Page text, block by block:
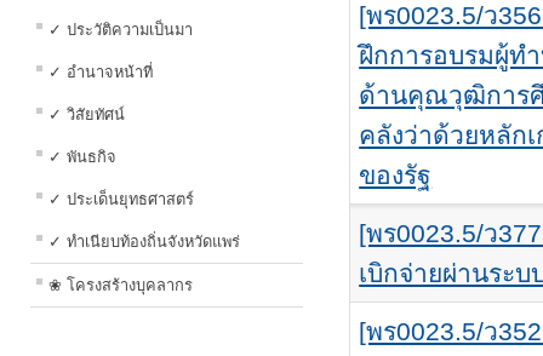
✓ ประวัติความเป็นมา
✓ อำนาจหน้าที่
✓ วิสัยทัศน์
✓ พันธกิจ
✓ ประเด็นยุทธศาสตร์
✓ ทำเนียบท้องถิ่นจังหวัดแพร่
❀ โครงสร้างบุคลากร
[พร0023.5/ว
ฝึกการอบรมผู้ท
ด้านคุณวุฒิการศึ
คลังว่าด้วยหลั
ของรัฐ
[พร0023.5/ว
เบิกจ่ายผ่านระ
[พร0023.5/ว